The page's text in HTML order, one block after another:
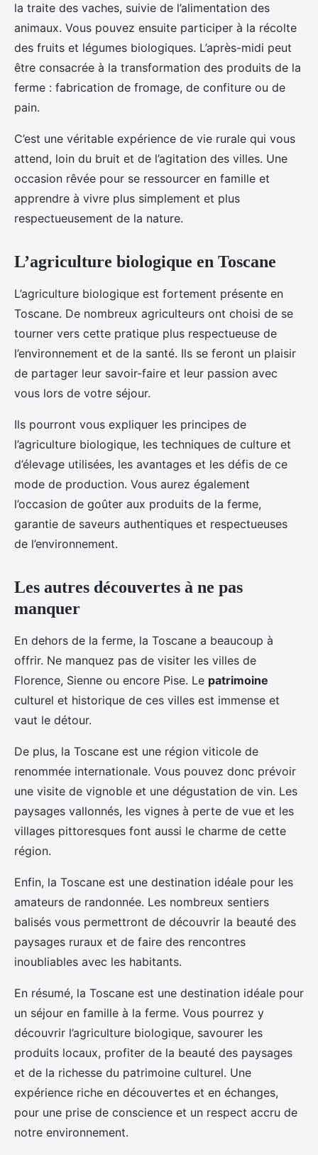
la traite des vaches, suivie de l’alimentation des
animaux. Vous pouvez ensuite participer à la récolte
des fruits et légumes biologiques. L’après-midi peut
être consacrée à la transformation des produits de la
ferme : fabrication de fromage, de confiture ou de
pain.
C’est une véritable expérience de vie rurale qui vous
attend, loin du bruit et de l’agitation des villes. Une
occasion rêvée pour se ressourcer en famille et
apprendre à vivre plus simplement et plus
respectueusement de la nature.
L’agriculture biologique en Toscane
L’agriculture biologique est fortement présente en
Toscane. De nombreux agriculteurs ont choisi de se
tourner vers cette pratique plus respectueuse de
l’environnement et de la santé. Ils se feront un plaisir
de partager leur savoir-faire et leur passion avec
vous lors de votre séjour.
Ils pourront vous expliquer les principes de
l’agriculture biologique, les techniques de culture et
d’élevage utilisées, les avantages et les défis de ce
mode de production. Vous aurez également
l’occasion de goûter aux produits de la ferme,
garantie de saveurs authentiques et respectueuses
de l’environnement.
Les autres découvertes à ne pas
manquer
En dehors de la ferme, la Toscane a beaucoup à
offrir. Ne manquez pas de visiter les villes de
Florence, Sienne ou encore Pise. Le patrimoine
culturel et historique de ces villes est immense et
vaut le détour.
De plus, la Toscane est une région viticole de
renommée internationale. Vous pouvez donc prévoir
une visite de vignoble et une dégustation de vin. Les
paysages vallonnés, les vignes à perte de vue et les
villages pittoresques font aussi le charme de cette
région.
Enfin, la Toscane est une destination idéale pour les
amateurs de randonnée. Les nombreux sentiers
balisés vous permettront de découvrir la beauté des
paysages ruraux et de faire des rencontres
inoubliables avec les habitants.
En résumé, la Toscane est une destination idéale pour
un séjour en famille à la ferme. Vous pourrez y
découvrir l’agriculture biologique, savourer les
produits locaux, profiter de la beauté des paysages
et de la richesse du patrimoine culturel. Une
expérience riche en découvertes et en échanges,
pour une prise de conscience et un respect accru de
notre environnement.